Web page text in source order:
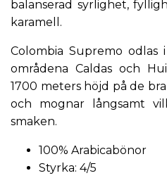
balanserad syrlighet,
karamell.
Colombia Supremo odlas
områdena Caldas och
1700 meters höjd på de
och mognar långsamt
smaken.
100% Arabicabönor
Styrka: 4/5